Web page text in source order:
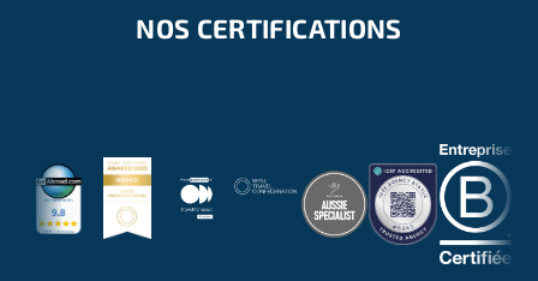
NOS CERTIFICATIONS